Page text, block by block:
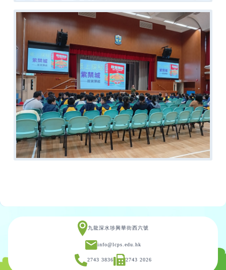
九龍深水埗興華街西六號
info@lcps.edu.hk
2743 3836 2743 2026